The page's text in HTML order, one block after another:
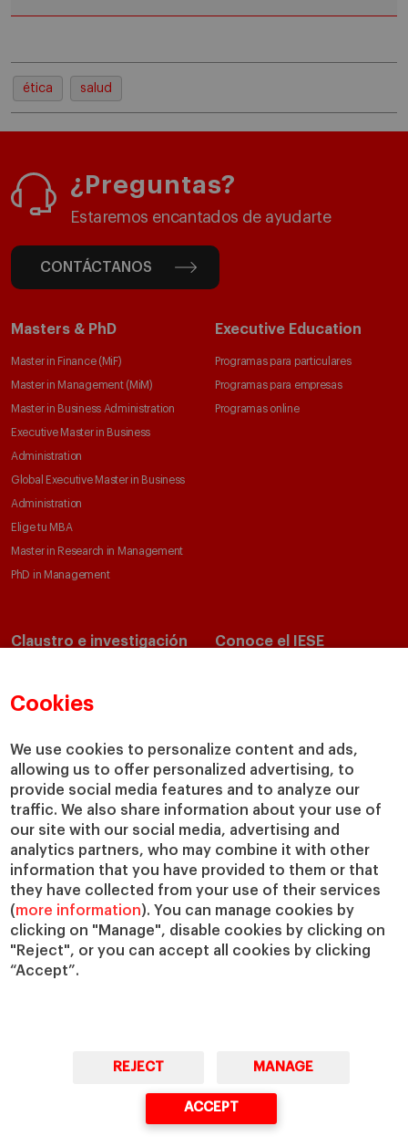
Cookies
We use cookies to personalize content and ads,
allowing us to offer personalized advertising, to
provide social media features and to analyze our
traffic. We also share information about your use of
our site with our social media, advertising and
analytics partners, who may combine it with other
information that you have provided to them or that
they have collected from your use of their services
(more information). You can manage cookies by
clicking on "Manage", disable cookies by clicking on
"Reject", or you can accept all cookies by clicking
“Accept”.
REJECT MANAGE
ACCEPT
ética salud
¿Preguntas?
Estaremos encantados de ayudarte
CONTÁCTANOS
Masters & PhD
Master in Finance (MiF)
Master in Management (MiM)
Master in Business Administration
Executive Master in Business
Administration
Global Executive Master in Business
Administration
Elige tu MBA
Master in Research in Management
PhD in Management
Executive Education
Programas para particulares
Programas para empresas
Programas online
Claustro e investigación
Departamentos académicos
Cátedras
IESE Insight
IESE Publishing
Conoce el IESE
Nuestro impacto
Colabora con el IESE
Servicios
Biblioteca
Canal de Compliance
Capellanía
IESE Shop
Jobs @IESE
Préstamos y becas
© Copyright, 2026. IESE Business School | University of Navarra
Cookies Ciberseguridad